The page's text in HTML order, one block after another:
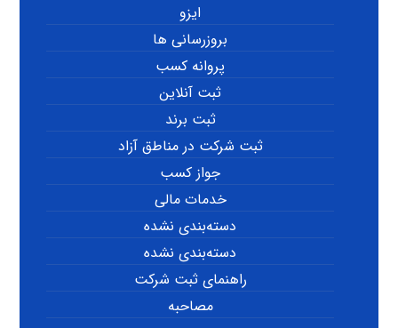
ایزو
بروزرسانی ها
پروانه کسب
ثبت آنلاین
ثبت برند
ثبت شرکت در مناطق آزاد
جواز کسب
خدمات مالی
دسته‌بندی نشده
دسته‌بندی نشده
راهنمای ثبت شرکت
مصاحبه